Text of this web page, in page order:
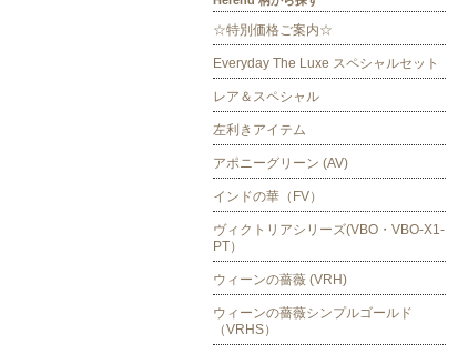
☆特別価格ご案内☆
Everyday The Luxe スペシャルセット
レア＆スペシャル
左利きアイテム
アポニーグリーン (AV)
インドの華（FV）
ヴィクトリアシリーズ(VBO・VBO-X1-
PT）
ウィーンの薔薇 (VRH)
ウィーンの薔薇シンプルゴールド
（VRHS）